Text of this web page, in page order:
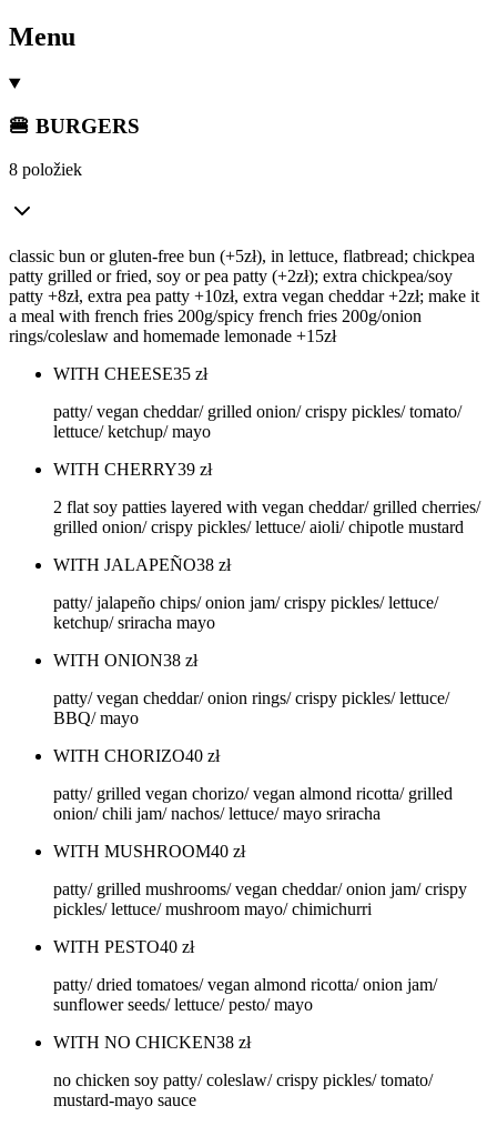
Menu
🍔 BURGERS
8 položiek
classic bun or gluten-free bun (+5zł), in lettuce, flatbread; chickpea
patty grilled or fried, soy or pea patty (+2zł); extra chickpea/soy
patty +8zł, extra pea patty +10zł, extra vegan cheddar +2zł; make it
a meal with french fries 200g/spicy french fries 200g/onion
rings/coleslaw and homemade lemonade +15zł
WITH CHEESE35 zł
patty/ vegan cheddar/ grilled onion/ crispy pickles/ tomato/
lettuce/ ketchup/ mayo
WITH CHERRY39 zł
2 flat soy patties layered with vegan cheddar/ grilled cherries/
grilled onion/ crispy pickles/ lettuce/ aioli/ chipotle mustard
WITH JALAPEÑO38 zł
patty/ jalapeño chips/ onion jam/ crispy pickles/ lettuce/
ketchup/ sriracha mayo
WITH ONION38 zł
patty/ vegan cheddar/ onion rings/ crispy pickles/ lettuce/
BBQ/ mayo
WITH CHORIZO40 zł
patty/ grilled vegan chorizo/ vegan almond ricotta/ grilled
onion/ chili jam/ nachos/ lettuce/ mayo sriracha
WITH MUSHROOM40 zł
patty/ grilled mushrooms/ vegan cheddar/ onion jam/ crispy
pickles/ lettuce/ mushroom mayo/ chimichurri
WITH PESTO40 zł
patty/ dried tomatoes/ vegan almond ricotta/ onion jam/
sunflower seeds/ lettuce/ pesto/ mayo
WITH NO CHICKEN38 zł
no chicken soy patty/ coleslaw/ crispy pickles/ tomato/
mustard-mayo sauce